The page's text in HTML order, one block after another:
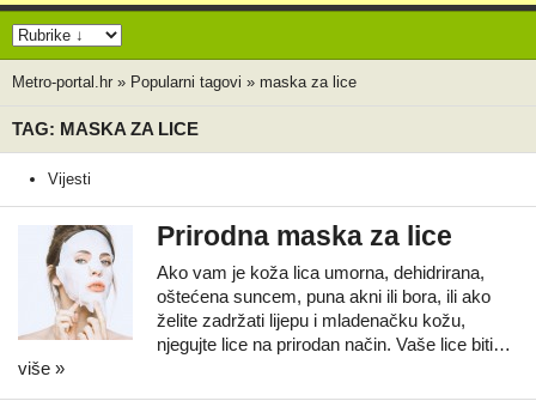
Metro-portal.hr » Popularni tagovi » maska za lice
TAG: MASKA ZA LICE
Vijesti
Prirodna maska za lice
Ako vam je koža lica umorna, dehidrirana,
oštećena suncem, puna akni ili bora, ili ako
želite zadržati lijepu i mladenačku kožu,
njegujte lice na prirodan način. Vaše lice biti…
više »